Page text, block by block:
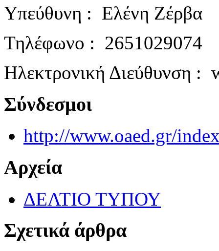
Υπεύθυνη : Ελένη Ζέρβα
Τηλέφωνο : 2651029074
Ηλεκτρονική Διεύθυνση :
Σύνδεσμοι
http://www.oaed.gr/
Αρχεία
ΔΕΛΤΙΟ ΤΥΠΟΥ
Σχετικά άρθρα